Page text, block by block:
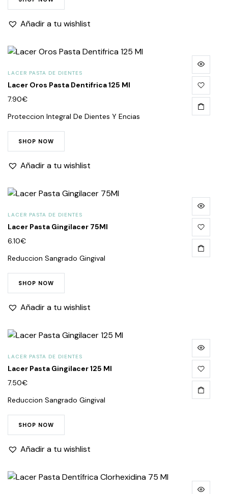
Añadir a tu wishlist
LACER PASTA DE DIENTES
Lacer Oros Pasta Dentifrica 125 Ml
7.90€
Proteccion Integral De Dientes Y Encias
SHOP NOW
Añadir a tu wishlist
LACER PASTA DE DIENTES
Lacer Pasta Gingilacer 75Ml
6.10€
Reduccion Sangrado Gingival
SHOP NOW
Añadir a tu wishlist
LACER PASTA DE DIENTES
Lacer Pasta Gingilacer 125 Ml
7.50€
Reduccion Sangrado Gingival
SHOP NOW
Añadir a tu wishlist